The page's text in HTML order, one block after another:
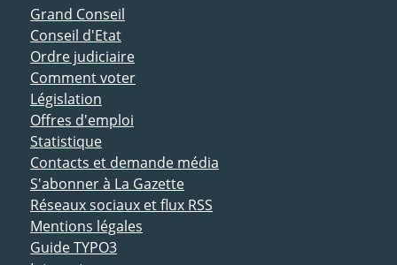
ACCÈS DIRECT
Grand Conseil
Conseil d'Etat
Ordre judiciaire
Comment voter
Législation
Offres d'emploi
Statistique
Contacts et demande média
S'abonner à La Gazette
Réseaux sociaux et flux RSS
Mentions légales
Guide TYPO3